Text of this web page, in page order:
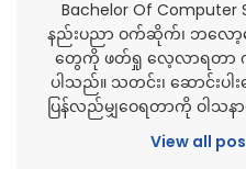
Bachelor Of
နည်းပညာ ဝက်ဆိုက်၊ ဘလော့
တွေကို ဖတ်ရှု လေ့လာရတာ
ပါသည်။ သတင်း၊ ဆောင်းပါ
ပြန်လည်မျှဝေရတာကို ဝါသ
View all